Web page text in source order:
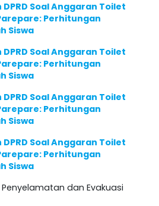
Soal Anggaran Toilet
Perhitungan
Siswa
Soal Anggaran Toilet
Perhitungan
Siswa
Soal Anggaran Toilet
Perhitungan
Siswa
Soal Anggaran Toilet
Perhitungan
Siswa
Penyelamatan dan Evakuasi